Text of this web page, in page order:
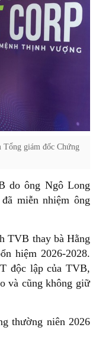
Tổng giám đốc Chứng
do ông Ngô Long
miễn nhiệm ông
TVB thay bà Hằng
hiệm 2026-2028.
độc lập của TVB,
và cũng không giữ
thường niên 2026